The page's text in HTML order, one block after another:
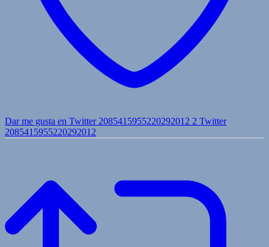
Dar me gusta en Twitter 2085415955220292012 2 Twitter
2085415955220292012